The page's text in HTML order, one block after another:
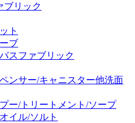
リック
ト
ブ
スファブリック
ンサー/キャニスター他洗面
ー/トリートメント/ソープ
イル/ソルト